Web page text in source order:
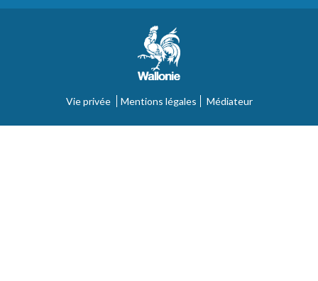
Vie privée Mentions légales Médiateur